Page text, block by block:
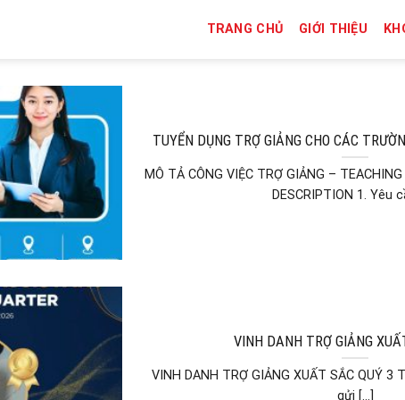
TRANG CHỦ GIỚI THIỆU
TUYỂN DỤNG TRỢ GIẢNG CHO CÁC
MÔ TẢ CÔNG VIỆC TRỢ GIẢNG –
DESCRIPTION 1. Yêu
VINH DANH TRỢ GIẢNG
VINH DANH TRỢ GIẢNG XUẤT SẮC QUÝ 3
gửi [...]